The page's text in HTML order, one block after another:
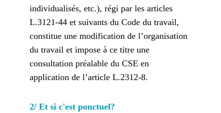
individualisés, etc.), régi par les articles
L.3121-44 et suivants du Code du travail,
constitue une modification de l’organisation
du travail et impose à ce titre une
consultation préalable du CSE en
application de l’article L.2312-8.
2/ Et si c'est ponctuel?